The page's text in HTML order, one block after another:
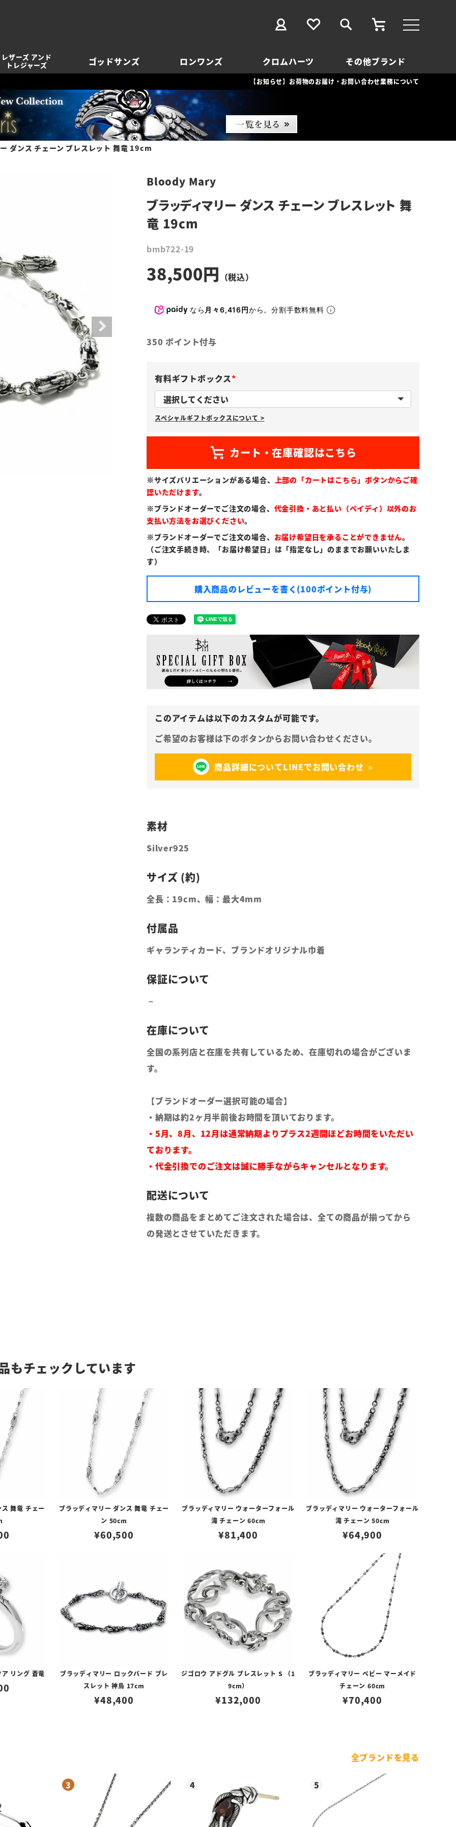
レザーズ アンド
トレジャーズ
ゴッドサンズ ロンワンズ クロムハーツ その他ブランド
【お知らせ】お荷物のお届け・お問い合わせ業務について
ダンス チェーン ブレスレット 舞竜 19cm
Bloody Mary
ブラッディマリー ダンス チェーン ブレスレット 舞
竜 19cm
bmb722-19
38,500
なら 月々6,416円から。分割手数料無料
350 ポイント付与
有料ギフトボックス
(
必
スペシャルギフトボックスについて >
※サイズバリエーションがある場合、
上部の「カートはこちら」ボタンからご確
認いただけます。
※ブランドオーダーでご注文の場合、 代金引換・あと払い（ペイディ）以外のお
支払い方法をお選びください。
※ブランドオーダーでご注文の場合、 お届け希望日を承ることができません。
（ご注文手続き時、「お届け希望日」は「指定なし」のままでお願いいたしま
す）
購入商品のレビューを書く(100ポイント付与)
商品詳細についてLINEでお問い合わせ
Silver925
全長：19cm、幅：最大4mm
ギャランティカード、ブランドオリジナル巾着
全国の系列店と在庫を共有しているため、在庫切れの場合がございま
す。
【ブランドオーダー選択可能の場合】
・納期は約2ヶ月半前後お時間を頂いております。
・5月、8月、12月は通常納期よりプラス2週間ほどお時間をいただい
ております。
・代金引換でのご注文は誠に勝手ながらキャンセルとなります。
複数の商品をまとめてご注文された場合は、全ての商品が揃ってから
の発送とさせていただきます。
もチェックしています
舞竜 チェー
ブラッディマリー ダンス 舞竜 チェー
ン 50cm
¥60,500
ブラッディマリー ウォーターフォール
滝 チェーン 60cm
¥81,400
ブラッディマリー ウォーターフォール
滝 チェーン 50cm
¥64,900
リング 蒼竜
ブラッディマリー ロックバード ブレ
スレット 神烏 17cm
¥48,400
ジゴロウ アドグル ブレスレット S （1
9cm）
¥132,000
ブラッディマリー ベビー マーメイド
チェーン 60cm
¥70,400
全ブランドを見る